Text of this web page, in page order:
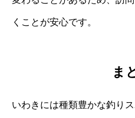
くことが安心です。
ま
いわきには種類豊かな釣り